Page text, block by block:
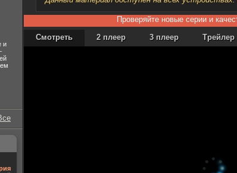
Проверяйте новые серии и
Смотреть
2 плеер 3 плеер Трейлер
и